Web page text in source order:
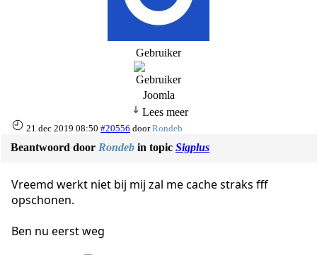
Gebruiker
Joomla
Lees meer
21 dec 2019 08:50 #20556 doorRondeb
Beantwoord door Rondeb in topic Sigplus
Vreemd werkt niet bij mij zal me cache straks fff
opschonen.
Ben nu eerst weg